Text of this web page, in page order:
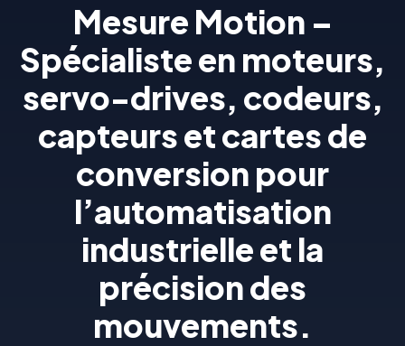
Mesure Motion –
Spécialiste en moteurs,
servo-drives, codeurs,
capteurs et cartes de
conversion pour
l’automatisation
industrielle et la
précision des
mouvements.